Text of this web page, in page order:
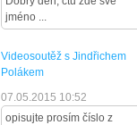
jméno ...
Videosoutěž s Jindřichem
Polákem
07.05.2015 10:52
opisujte prosím číslo z